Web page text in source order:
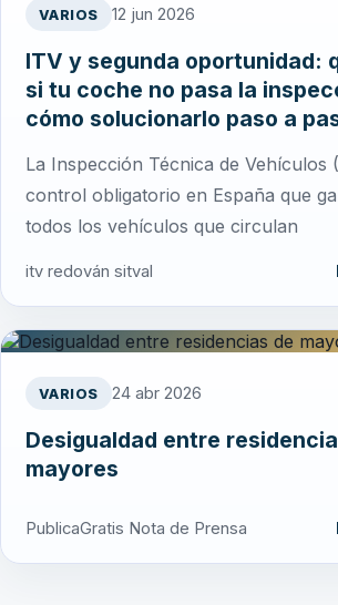
VARIOS 12 jun 2026
ITV y segunda oportunidad:
si tu coche no pasa la
cómo solucionarlo paso a
La Inspección Técnica de Vehículos
control obligatorio en España que
todos los vehículos que circulan
itv redován sitval
VARIOS 24 abr 2026
Desigualdad entre
mayores
PublicaGratis Nota de Prensa